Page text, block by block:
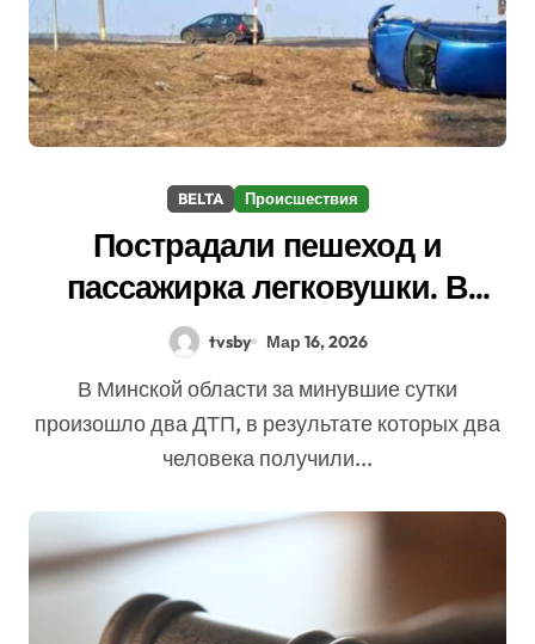
BELTA Происшествия
Пострадали пешеход и
пассажирка легковушки. В
Минской области произошло
два ДТП
tvsby Мар 16, 2026
В Минской области за минувшие сутки
произошло два ДТП, в результате которых два
человека получили...